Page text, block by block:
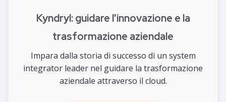
Kyndryl: guidare l'innovazione e la
trasformazione aziendale
Impara dalla storia di successo di un system
integrator leader nel guidare la trasformazione
aziendale attraverso il cloud.